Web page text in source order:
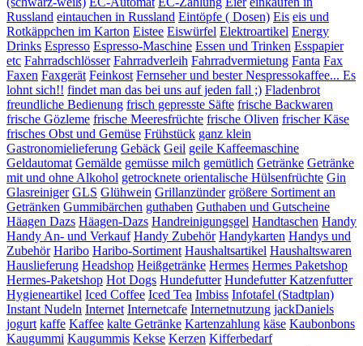
Russland eintauchen in Russland Eintöpfe ( Dosen) Eis eis und
Rotkäppchen im Karton Eistee Eiswürfel Elektroartikel Energy
Drinks Espresso Espresso-Maschine Essen und Trinken Esspapier
etc Fahrradschlösser Fahrradverleih Fahrradvermietung Fanta Fax
Faxen Faxgerät Feinkost Fernseher und bester Nespressokaffee... Es
lohnt sich!! findet man das bei uns auf jeden fall ;) Fladenbrot
freundliche Bedienung frisch gepresste Säfte frische Backwaren
frische Gözleme frische Meeresfrüchte frische Oliven frischer Käse
frisches Obst und Gemüse Frühstück ganz klein
Gastronomielieferung Gebäck Geil geile Kaffeemaschine
Geldautomat Gemälde gemüsse milch gemütlich Getränke Getränke
mit und ohne Alkohol getrocknete orientalische Hülsenfrüchte Gin
Glasreiniger GLS Glühwein Grillanzünder größere Sortiment an
Getränken Gummibärchen guthaben Guthaben und Gutscheine
Häagen Dazs Häagen-Dazs Handreinigungsgel Handtaschen Handy
Handy An- und Verkauf Handy Zubehör Handykarten Handys und
Zubehör Haribo Haribo-Sortiment Haushaltsartikel Haushaltswaren
Hauslieferung Headshop Heißgetränke Hermes Hermes Paketshop
Hermes-Paketshop Hot Dogs Hundefutter Hundefutter Katzenfutter
Hygieneartikel Iced Coffee Iced Tea Imbiss Infotafel (Stadtplan)
Instant Nudeln Internet Internetcafe Internetnutzung jackDaniels
jogurt kaffe Kaffee kalte Getränke Kartenzahlung käse Kaubonbons
Kaugummi Kaugummis Kekse Kerzen Kifferbedarf